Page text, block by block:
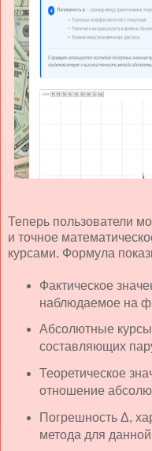
Теперь пользователи
и точное
курсами. Формула
Фактическое
наблюдаемое на
Абсолютные
составляющих
Теоретическое
отношение
Погрешность Δ,
метода для